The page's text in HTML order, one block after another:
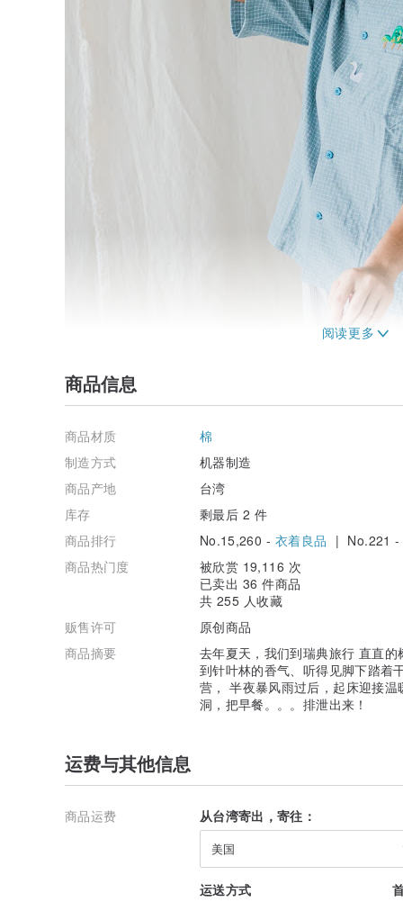
‘瑞典的森林 / 皱皱蓝格子衬衫’
直直的树构成的森林，到现在还是很难忘怀！
在充满鸭子和鱼儿的无人岛上扎营，
半夜暴风雨过后，起床迎接温暖的太阳！
吃过简单早餐后，
再挖个大洞，把早餐。。。排泄出来！
！
好棒的生活～
---------------------------------------------------------
这块布料超级可爱～
是蓝格子平织布～！
实际颜色是粉蓝＋微微的绿色！
布料本身就是皱皱的！洗过之后还会再皱一点点喔！
这张照片是比较接近实际颜色的样子！
不过屏幕会发光，一定会有色差！
商品信息
商品材质
棉
制造方式
机器制造
商品产地
台湾
库存
剩最后 2 件
商品排行
No.15,260 - 衣着良品 | No.221
商品热门度
被欣赏 19,116 次
已卖出 36 件商品
共 255 人收藏
贩售许可
原创商品
商品摘要
去年夏天，我们到瑞典旅行 直直
到针叶林的香气、听得见脚下踏着
营， 半夜暴风雨过后，起床迎接
洞，把早餐。。。排泄出来！
运费与其他信息
商品运费 从台湾寄出，寄往：
美国
运送方式